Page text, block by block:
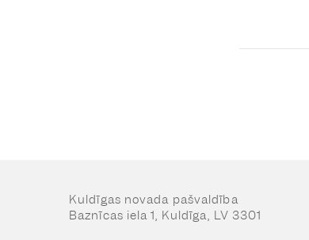
Kuldīgas novada pašvaldība
Baznīcas iela 1, Kuldīga, LV 3301